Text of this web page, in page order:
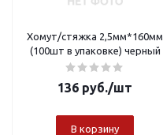
Хомут/стяжка 2,5мм*160мм
(100шт в упаковке) черный
136 руб./шт
В корзину